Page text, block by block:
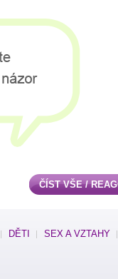
ČÍST VŠE /
DĚTI SEX A VZTAHY